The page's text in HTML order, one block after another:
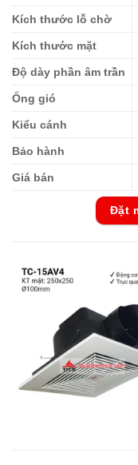
Kích thước lỗ chờ
Kích thước mặt
Độ dày phần âm trần
Ống gió
Kiểu cánh
Bảo hành
Giá bán
Đặt